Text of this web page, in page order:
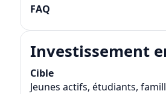
FAQ
Investissement
Cible
Jeunes actifs, étudiants,